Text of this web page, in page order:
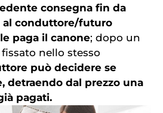
consegna fin da
al conduttore/futuro
paga il canone; dopo un
nello stesso
può decidere se
detraendo dal prezzo una
pagati.